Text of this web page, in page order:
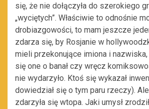
się, że nie dołączyła do szerokiego
„wyciętych”. Właściwie to odnośnie
drobiazgowości, to mam jeszcze
zdarza się, by Rosjanie w
mieli przekonujące imiona i
się one o banał czy wręcz
nie wydarzyło. Ktoś się wykazał
dowiedział się o tym paru rzeczy).
zdarzyła się wtopa. Jaki umysł